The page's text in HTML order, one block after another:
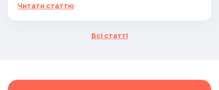
Читати статтю
Всі статті